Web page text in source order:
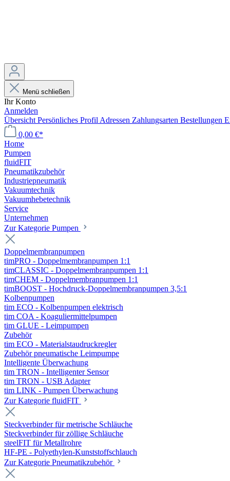
Menü schließen
Ihr Konto
Anmelden
Übersicht Persönliches Profil Adressen Zahlungsarten Bestellungen
0,00 €*
Home
Pumpen
fluidFIT
Pneumatikzubehör
Industriepneumatik
Vakuumtechnik
Vakuumhebetechnik
Service
Unternehmen
Zur Kategorie Pumpen
Doppelmembranpumpen
timPRO - Doppelmembranpumpen 1:1
timCLASSIC - Doppelmembranpumpen 1:1
timCHEM - Doppelmembranpumpen 1:1
timBOOST - Hochdruck-Doppelmembranpumpen 3,5:1
Kolbenpumpen
tim ECO - Kolbenpumpen elektrisch
tim COA - Koaguliermittelpumpen
tim GLUE - Leimpumpen
Zubehör
tim ECO - Materialstaudruckregler
Zubehör pneumatische Leimpumpe
Intelligente Überwachung
tim TRON - Intelligenter Sensor
tim TRON - USB Adapter
tim LINK - Pumpen Überwachung
Zur Kategorie fluidFIT
Steckverbinder für metrische Schläuche
Steckverbinder für zöllige Schläuche
steelFIT für Metallrohre
HF-PE - Polyethylen-Kunststoffschlauch
Zur Kategorie Pneumatikzubehör